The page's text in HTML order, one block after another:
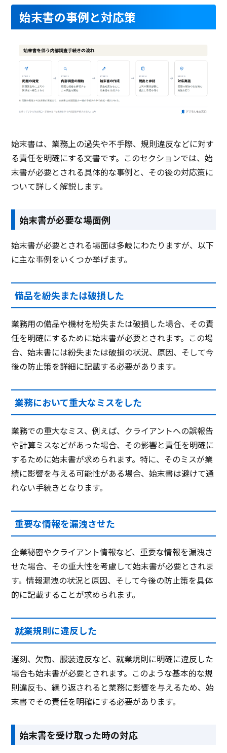
始末書の事例と対応策
始末書は、業務上の過失や不手際、規則違反などに対す
る責任を明確にする文書です。このセクションでは、始
末書が必要とされる具体的な事例と、その後の対応策に
ついて詳しく解説します。
始末書が必要な場面例
始末書が必要とされる場面は多岐にわたりますが、以下
に主な事例をいくつか挙げます。
備品を紛失または破損した
業務用の備品や機材を紛失または破損した場合、その責
任を明確にするために始末書が必要とされます。この場
合、始末書には紛失または破損の状況、原因、そして今
後の防止策を詳細に記載する必要があります。
業務において重大なミスをした
業務での重大なミス、例えば、クライアントへの誤報告
や計算ミスなどがあった場合、その影響と責任を明確に
するために始末書が求められます。特に、そのミスが業
績に影響を与える可能性がある場合、始末書は避けて通
れない手続きとなります。
重要な情報を漏洩させた
企業秘密やクライアント情報など、重要な情報を漏洩さ
せた場合、その重大性を考慮して始末書が必要とされま
す。情報漏洩の状況と原因、そして今後の防止策を具体
的に記載することが求められます。
就業規則に違反した
遅刻、欠勤、服装違反など、就業規則に明確に違反した
場合も始末書が必要とされます。このような基本的な規
則違反も、繰り返されると業務に影響を与えるため、始
末書でその責任を明確にする必要があります。
始末書を受け取った時の対応